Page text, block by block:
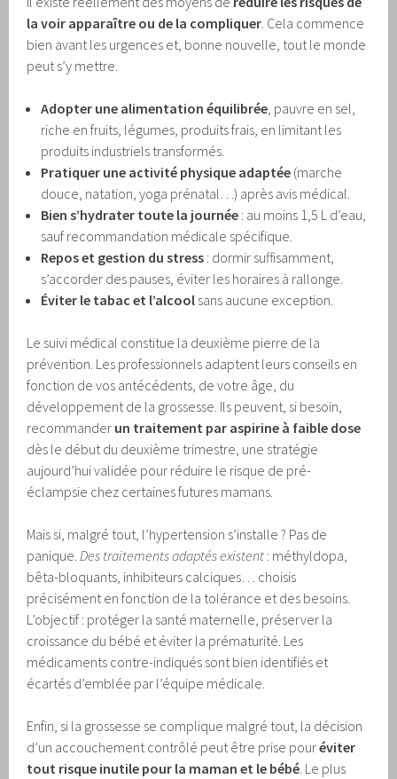
la voir apparaître ou de la compliquer . Cela commence
bien avant les urgences et, bonne nouvelle, tout le monde
peut s’y mettre.
Adopter une alimentation équilibrée , pauvre en sel,
riche en fruits, légumes, produits frais, en limitant les
produits industriels transformés.
Pratiquer une activité physique adaptée (marche
douce, natation, yoga prénatal…) après avis médical.
Bien s’hydrater toute la journée : au moins 1,5 L d’eau,
sauf recommandation médicale spécifique.
Repos et gestion du stress : dormir suffisamment,
s’accorder des pauses, éviter les horaires à rallonge.
Éviter le tabac et l’alcool sans aucune exception.
Le suivi médical constitue la deuxième pierre de la
prévention. Les professionnels adaptent leurs conseils en
fonction de vos antécédents, de votre âge, du
développement de la grossesse. Ils peuvent, si besoin,
recommander un traitement par aspirine à faible dose
dès le début du deuxième trimestre, une stratégie
aujourd’hui validée pour réduire le risque de pré-
éclampsie chez certaines futures mamans.
Mais si, malgré tout, l’hypertension s’installe ? Pas de
panique. Des traitements adaptés existent : méthyldopa,
bêta-bloquants, inhibiteurs calciques… choisis
précisément en fonction de la tolérance et des besoins.
L’objectif : protéger la santé maternelle, préserver la
croissance du bébé et éviter la prématurité. Les
médicaments contre-indiqués sont bien identifiés et
écartés d’emblée par l’équipe médicale.
Enfin, si la grossesse se complique malgré tout, la décision
d’un accouchement contrôlé peut être prise pouréviter
tout risque inutile pour la maman et le bébé . Le plus